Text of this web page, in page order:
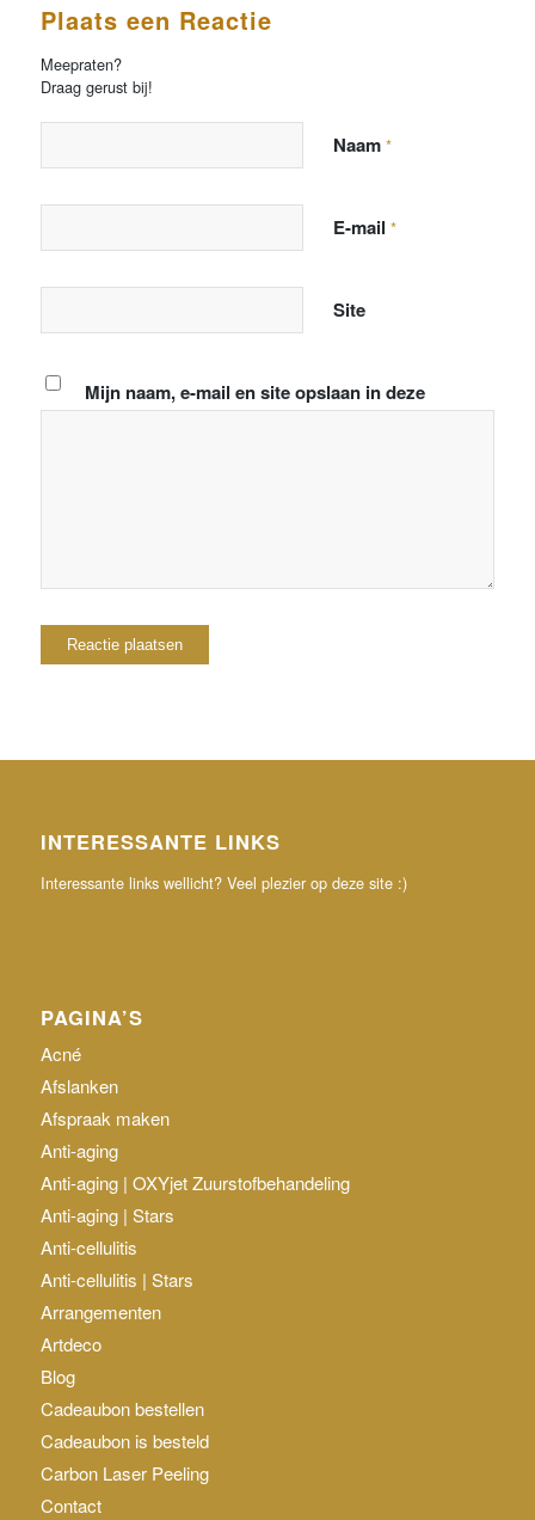
Plaats een Reactie
Meepraten?
Draag gerust bij!
Naam *
E-mail *
Site
Mijn naam, e-mail en site opslaan in deze
browser voor de volgende keer wanneer ik een
INTERESSANTE LINKS
Interessante links wellicht? Veel plezier op deze site :)
PAGINA’S
Acné
Afslanken
Afspraak maken
Anti-aging
Anti-aging | OXYjet Zuurstofbehandeling
Anti-aging | Stars
Anti-cellulitis
Anti-cellulitis | Stars
Arrangementen
Artdeco
Blog
Cadeaubon bestellen
Cadeaubon is besteld
Carbon Laser Peeling
Contact